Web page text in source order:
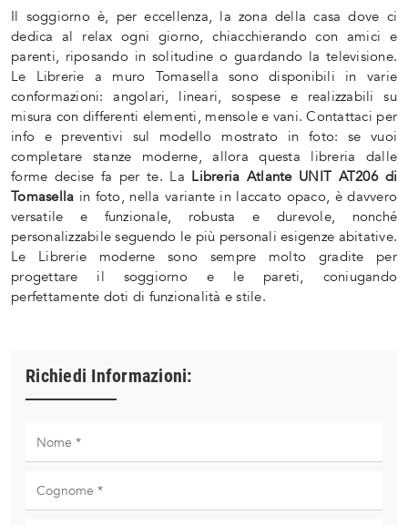
Il soggiorno è, per eccellenza, la zona della casa dove ci
dedica al relax ogni giorno, chiacchierando con amici e
parenti, riposando in solitudine o guardando la televisione.
Le Librerie a muro Tomasella sono disponibili in varie
conformazioni: angolari, lineari, sospese e realizzabili su
misura con differenti elementi, mensole e vani. Contattaci per
info e preventivi sul modello mostrato in foto: se vuoi
completare stanze moderne, allora questa libreria dalle
forme decise fa per te. La Libreria Atlante UNIT AT206 di
Tomasella in foto, nella variante in laccato opaco, è davvero
versatile e funzionale, robusta e durevole, nonché
personalizzabile seguendo le più personali esigenze abitative.
Le Librerie moderne sono sempre molto gradite per
progettare il soggiorno e le pareti, coniugando
perfettamente doti di funzionalità e stile.
Richiedi Informazioni: